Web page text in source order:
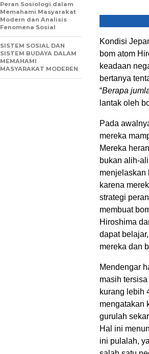
Kondisi
bom atom
keadaan
bertanya
“Berapa
lantak oleh
Pada
mereka
Mereka
bukan alih-
menjelaskan
karena
strategi
membuat
Hiroshima
dapat
mereka dan
Mendengar
masih
kurang lebih
mengatakan
gurulah
Hal ini
ini pulalah,
Peran Sosiologi dalam
Memahami Masyarakat
Modern dan Analisis
Fenomena Sosial
SISTEM SOSIAL DAN
SISTEM BUDAYA DALAM
MEMAHAMI
MASYARAKAT MODEREN